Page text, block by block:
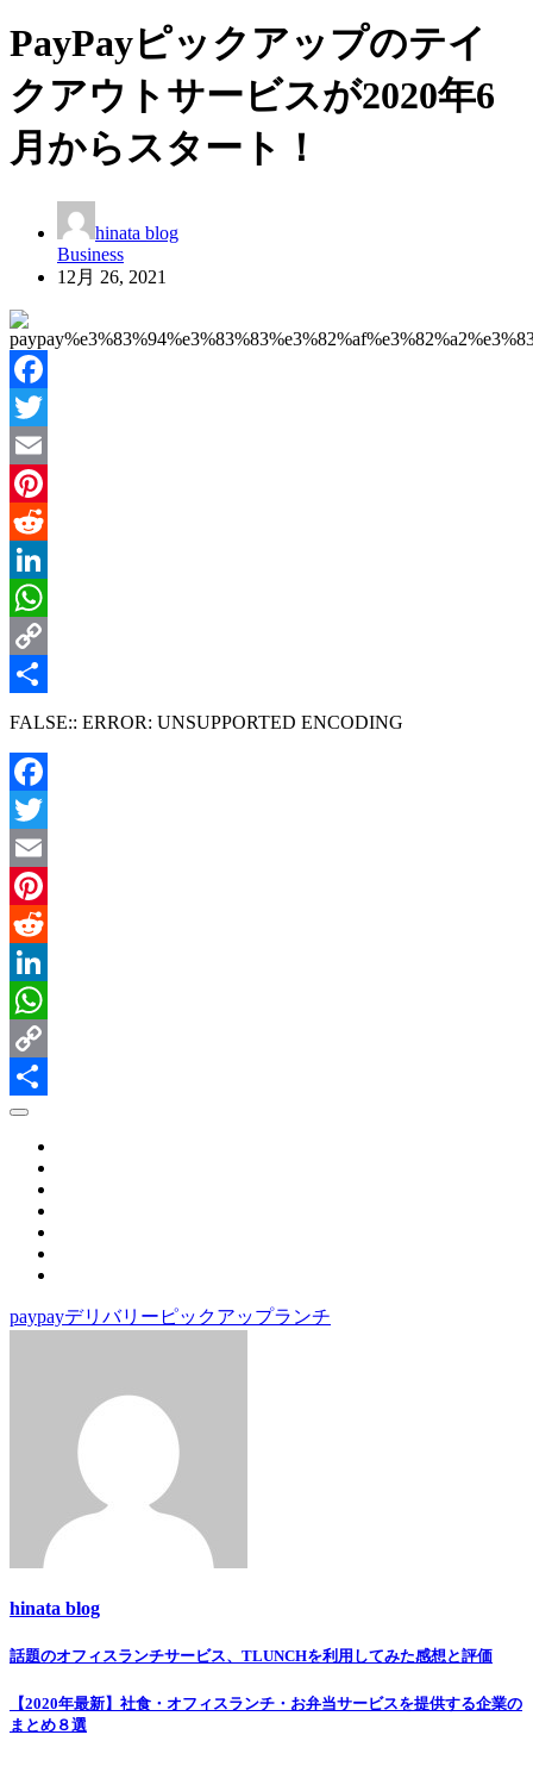
PayPayピックアップのテイ
クアウトサービスが2020年6
月からスタート！
hinata blog
Business
12月 26, 2021
Facebook
Twitter
Email
Pinterest
Reddit
LinkedIn
WhatsApp
Copy
Link
共
有
FALSE:: ERROR: UNSUPPORTED ENCODING
Facebook
Twitter
Email
Pinterest
Reddit
LinkedIn
WhatsApp
Copy
Link
共
paypayデリバリー ピックアップランチ
hinata blog
投
稿
ナ
話題のオフィスランチサービス、TLUNCHを利用してみた感想と評価
【2020年最新】社食・オフィスランチ・お弁当サービスを提供する企業の
まとめ８選